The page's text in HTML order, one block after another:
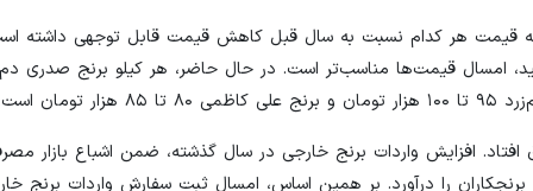
که قیمت هر کدام نسبت به سال قبل کاهش قیمت قابل توجهی داشته‌
افتاد. افزایش واردات برنج خارجی در سال گذشته، ضمن اشباع بازار
را درآورد. بر همین اساس، امسال ثبت سفارش واردات برنج